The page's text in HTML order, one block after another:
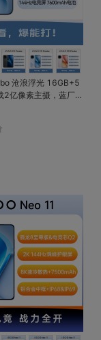
沧浪浮光 16GB+5
五代骁龙8旗舰芯+自
电竞屏；7600